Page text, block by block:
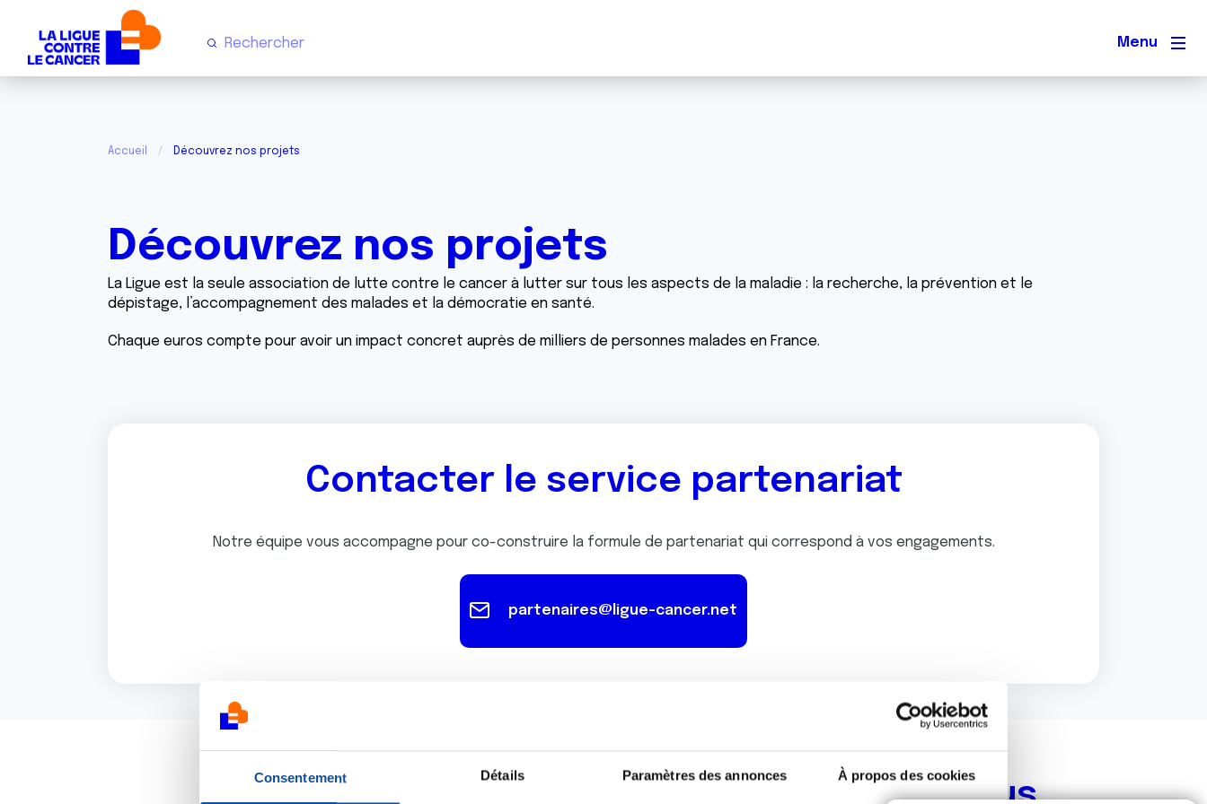
Consentement Détails Paramètres des annonces À propos des cookies
Menu
Accueil Découvrez nos projets
Découvrez nos projets
La Ligue est la seule association de lutte contre le cancer à lutter sur tous les aspects de la maladie : la recherche, la prévention et le
dépistage, l’accompagnement des malades et la démocratie en santé.
Chaque euros compte pour avoir un impact concret auprès de milliers de personnes malades en France.
Contacter le service partenariat
Notre équipe vous accompagne pour co-construire la formule de partenariat qui correspond à vos engagements.
partenaires@ligue-cancer.net
Les projets soutenus